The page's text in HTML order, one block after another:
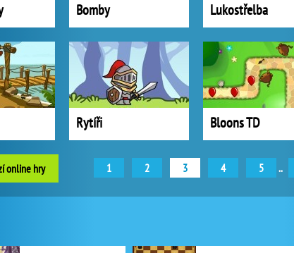
Bomby Lukostřelba
Rytíři Bloons TD
online hry 1 2 3 4 5 ..